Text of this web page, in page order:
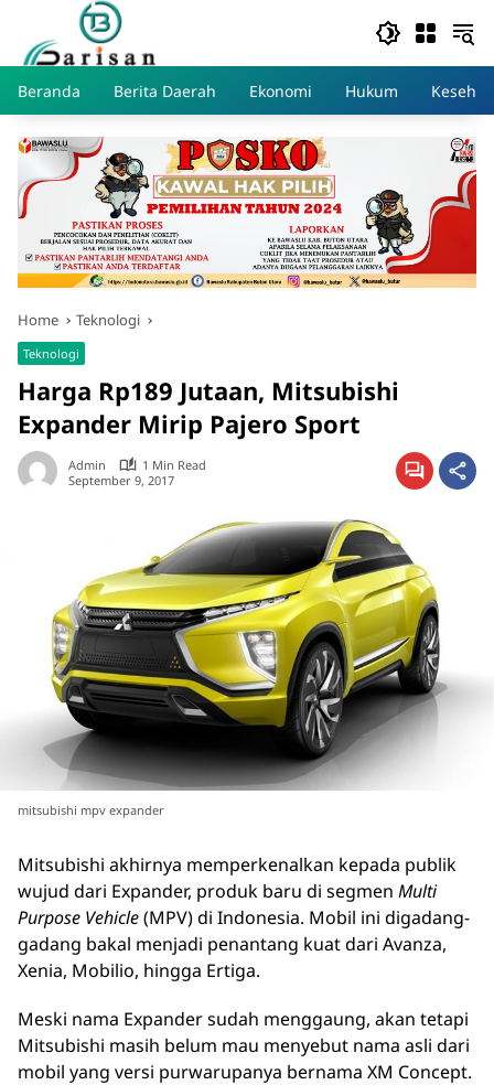
content
Beranda
Berita Daerah Ekonomi Hukum
Home Teknologi
Teknologi
Harga Rp189 Jutaan, Mitsubishi
Expander Mirip Pajero Sport
Admin
1 Min Read
September 9, 2017
mitsubishi mpv expander
Mitsubishi akhirnya memperkenalkan kepada publik
wujud dari Expander, produk baru di segmen Multi
Purpose Vehicle(MPV) di Indonesia. Mobil ini digadang-
gadang bakal menjadi penantang kuat dari Avanza,
Xenia, Mobilio, hingga Ertiga.
Meski nama Expander sudah menggaung, akan tetapi
Mitsubishi masih belum mau menyebut nama asli dari
mobil yang versi purwarupanya bernama XM Concept.